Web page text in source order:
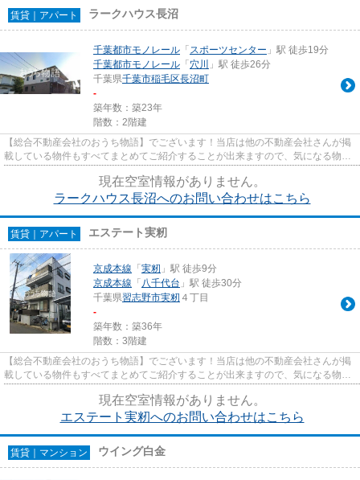
賃貸｜アパート ラークハウス長沼
千葉都市モノレール 「 スポーツセンター 」駅 徒歩19分
千葉都市モノレール 「 穴川
」駅 徒歩26分
千葉県千葉市稲毛区長沼町
-
築年数：築23年
階数：2階建
【総合不動産会社のおうち物語】でございます！当店は他の不動産会社さんが掲
載している物件もすべてまとめてご紹介することが出来ますので、気になる物件
現在空室情報がありません。
ラークハウス長沼へのお問い合わせはこちら
賃貸｜アパート エステート実籾
京成本線 「 実籾 」駅 徒歩9分
京成本線 「 八千代台 」駅 徒歩30分
千葉県習志野市実籾 ４丁目
-
築年数：築36年
階数：3階建
【総合不動産会社のおうち物語】でございます！当店は他の不動産会社さんが掲
載している物件もすべてまとめてご紹介することが出来ますので、気になる物件
現在空室情報がありません。
エステート実籾へのお問い合わせはこちら
賃貸｜マンション ウイング白金